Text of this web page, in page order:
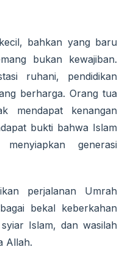
bahkan yang baru
bukan kewajiban.
ruhani, pendidikan
berharga. Orang tua
mendapat kenangan
bukti bahwa Islam
generasi
perjalanan Umrah
bekal keberkahan
Islam, dan wasilah
Allah.